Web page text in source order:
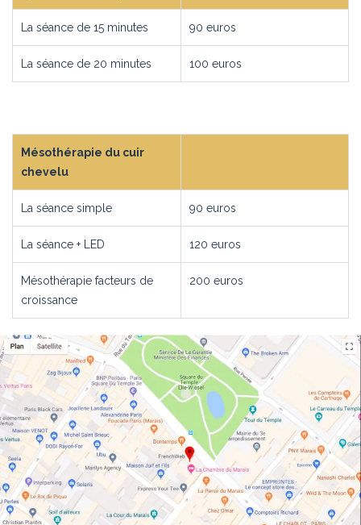
La séance de 15 minutes 90 euros
La séance de 20 minutes 100 euros
Mésothérapie du cuir
chevelu
La séance simple 90 euros
La séance + LED 120 euros
Mésothérapie facteurs de
croissance
200 euros